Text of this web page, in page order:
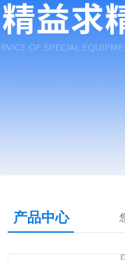
产品中心